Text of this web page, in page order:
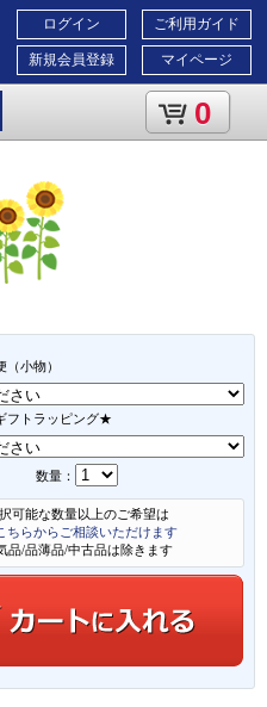
ご利用ガイド
マイページ
ログイン
新規会員登録
0
（小物）
フトラッピング★
数量：
可能な数量以上のご希望は
ちらからご相談いただけます
品/品薄品/中古品は除きます